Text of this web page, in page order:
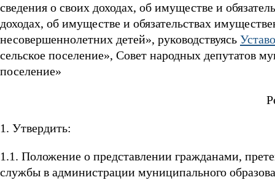
сведения о своих доходах, об имуществе и
доходах, об имуществе и обязательствах
несовершеннолетних детей», руководствуясь
сельское поселение», Совет народных депутатов
поселение»
1. Утвердить:
1.1. Положение о представлении гражданами,
службы в администрации муниципального